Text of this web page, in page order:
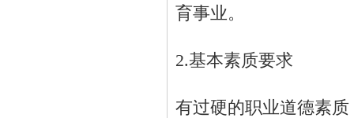
育事业。
2.基本素质要求
有过硬的职业道德素